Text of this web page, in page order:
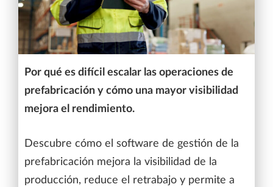
Por qué es difícil escalar las operaciones de
prefabricación y cómo una mayor visibilidad
mejora el rendimiento.
Descubre cómo el software de gestión de la
prefabricación mejora la visibilidad de la
producción, reduce el retrabajo y permite a